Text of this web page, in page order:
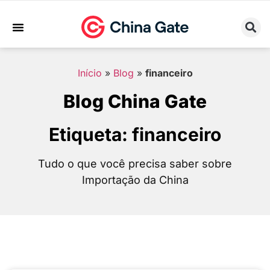
Início » Blog » financeiro
Blog China Gate
Etiqueta: financeiro
Tudo o que você precisa saber sobre
Importação da China